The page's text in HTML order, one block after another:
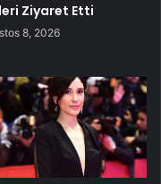
Ziyaret Etti
8, 2026